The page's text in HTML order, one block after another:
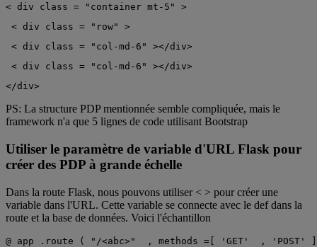
< div class = "container mt-5"
>
< div class = "row"
>
< div class = "col-md-6"
></div>
< div class = "col-md-6"
></div>
</div>
PS: La structure PDP mentionnée semble compliquée, mais le
framework n'a que 5 lignes de code utilisant Bootstrap
Utiliser le paramètre de variable d'URL Flask pour
créer des PDP à grande échelle
Dans la route Flask, nous pouvons utiliser < > pour créer une
variable dans l'URL. Cette variable se connecte avec le def dans la
route et la base de données. Voici l'échantillon
@ app .route ( "/<abc>" , methods =[ 'GET' , 'POST'